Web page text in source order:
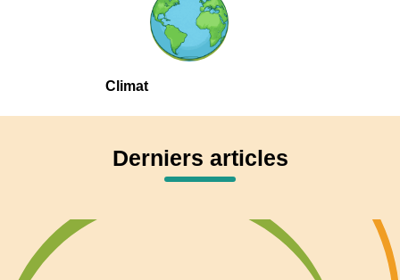
Climat
Derniers articles